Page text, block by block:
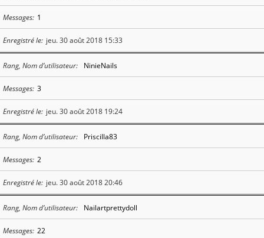
Messages 1
Enregistré le jeu. 30 août 2018 15:33
Rang, Nom d’utilisateur NinieNails
Messages 3
Enregistré le jeu. 30 août 2018 19:24
Rang, Nom d’utilisateur Priscilla83
Messages 2
Enregistré le jeu. 30 août 2018 20:46
Rang, Nom d’utilisateur Nailartprettydoll
Messages 22